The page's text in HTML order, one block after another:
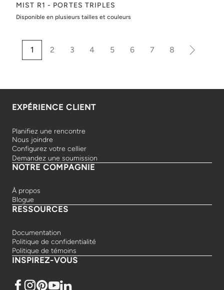
MIST R1 - PORTES TRIPLES
Disponible en plusieurs tailles et couleurs
1 2 3 4 5 6 7 8
EXPÉRIENCE CLIENT
Planifiez une rencontre
Nous joindre
Configurez votre cellier
Demandez une soumission
NOTRE COMPAGNIE
À propos
Blogue
RESSOURCES
Documentation
Politique de confidentialité
Politique de témoins
INSPIREZ-VOUS